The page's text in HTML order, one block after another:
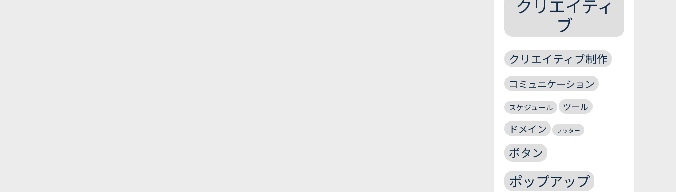
クリエイティ
ブ
クリエイティブ制作
コミュニケーション
スケジュール ツール
ドメイン フッター
ボタン
ポップアップ